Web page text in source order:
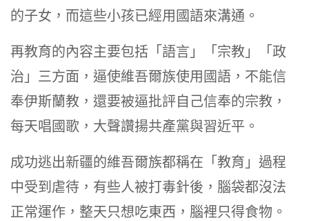
的子女，而這些小孩已經用國語來溝通。
再教育的內容主要包括「語言」「宗教」「政
治」三方面，逼使維吾爾族使用國語，不能信
奉伊斯蘭教，還要被逼批評自己信奉的宗教，
每天唱國歌，大聲讚揚共產黨與習近平。
成功逃出新疆的維吾爾族都稱在「教育」過程
中受到虐待，有些人被打毒針後，腦袋都沒法
正常運作，整天只想吃東西，腦裡只得食物。